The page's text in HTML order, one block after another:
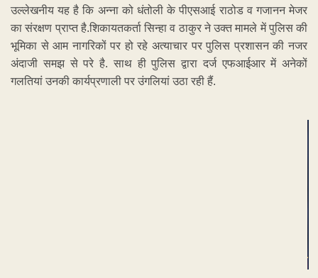
उल्लेखनीय यह है कि अन्ना को धंतोली के पीएसआई राठोड व गजानन मेजर
का संरक्षण प्राप्त है.शिकायतकर्ता सिन्हा व ठाकुर ने उक्त मामले में पुलिस की
भूमिका से आम नागरिकों पर हो रहे अत्याचार पर पुलिस प्रशासन की नजर
अंदाजी समझ से परे है. साथ ही पुलिस द्वारा दर्ज एफआईआर में अनेकों
गलतियां उनकी कार्यप्रणाली पर उंगलियां उठा रही हैं.